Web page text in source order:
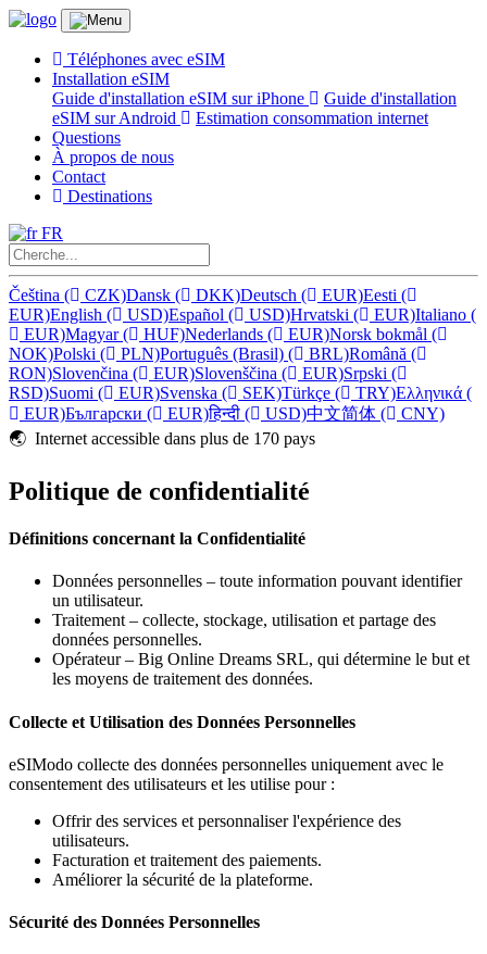
Téléphones avec eSIM
Installation eSIM
Guide d'installation eSIM sur iPhone
Guide d'installation
eSIM sur Android
Estimation consommation internet
Questions
À propos de nous
Contact
Destinations
FR
Čeština ( CZK)Dansk ( DKK)Deutsch ( EUR)Eesti (
EUR)English ( USD)Español ( USD)Hrvatski ( EUR)Italiano (
EUR)Magyar( HUF)Nederlands ( EUR)Norsk bokmål (
NOK)Polski ( PLN)Português (Brasil) ( BRL)Română (
RON)Slovenčina ( EUR)Slovenščina ( EUR)Srpski (
RSD)Suomi ( EUR)Svenska ( SEK)Türkçe ( TRY)Ελληνικά (
EUR)Български ( EUR)हिन्दी ( USD)中文简体 (
CNY)
🌏️ Internet accessible dans plus de 170 pays
Politique de confidentialité
Définitions concernant la Confidentialité
Données personnelles – toute information pouvant identifier
un utilisateur.
Traitement – collecte, stockage, utilisation et partage des
données personnelles.
Opérateur – Big Online Dreams SRL, qui détermine le but et
les moyens de traitement des données.
Collecte et Utilisation des Données Personnelles
eSIModo collecte des données personnelles uniquement avec le
consentement des utilisateurs et les utilise pour :
Offrir des services et personnaliser l'expérience des
utilisateurs.
Facturation et traitement des paiements.
Améliorer la sécurité de la plateforme.
Sécurité des Données Personnelles